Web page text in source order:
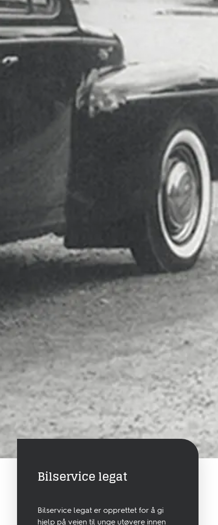
Bilservice legat
Bilservice legat er opprettet for å gi
hjelp på veien til unge utøvere innen